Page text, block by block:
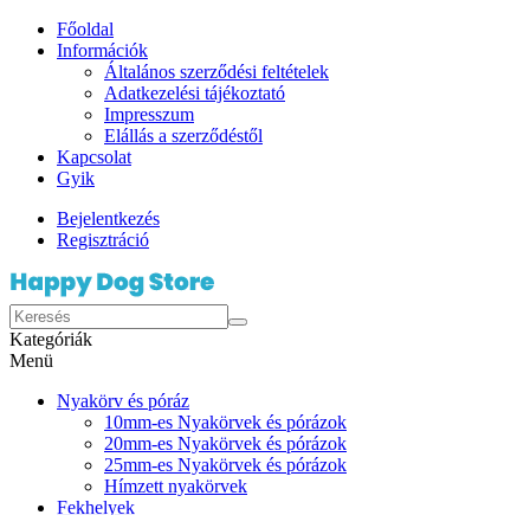
Főoldal
Információk
Általános szerződési feltételek
Adatkezelési tájékoztató
Impresszum
Elállás a szerződéstől
Kapcsolat
Gyik
Bejelentkezés
Regisztráció
Kategóriák
Menü
Nyakörv és póráz
10mm-es Nyakörvek és pórázok
20mm-es Nyakörvek és pórázok
25mm-es Nyakörvek és pórázok
Hímzett nyakörvek
Fekhelyek